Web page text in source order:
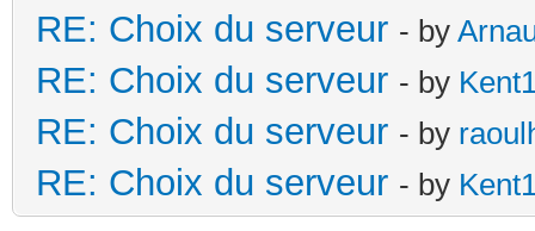
RE: Choix du serveur - by
RE: Choix du serveur - by
RE: Choix du serveur - by
RE: Choix du serveur - by